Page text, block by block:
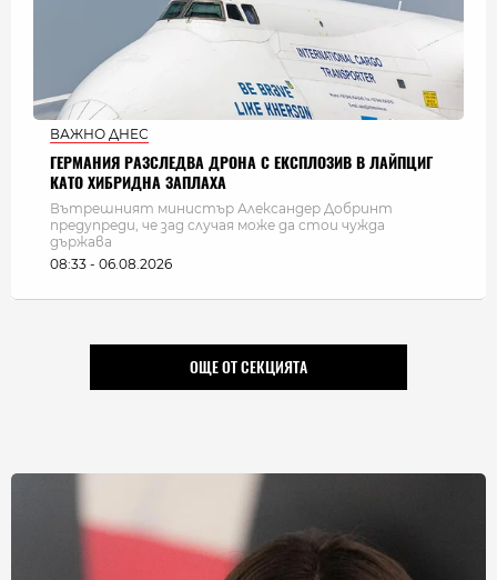
ВАЖНО ДНЕС
ГЕРМАНИЯ РАЗСЛЕДВА ДРОНА С ЕКСПЛОЗИВ В ЛАЙПЦИГ
КАТО ХИБРИДНА ЗАПЛАХА
Вътрешният министър Александер Добринт
предупреди, че зад случая може да стои чужда
държава
08:33 - 06.08.2026
ОЩЕ ОТ СЕКЦИЯТА